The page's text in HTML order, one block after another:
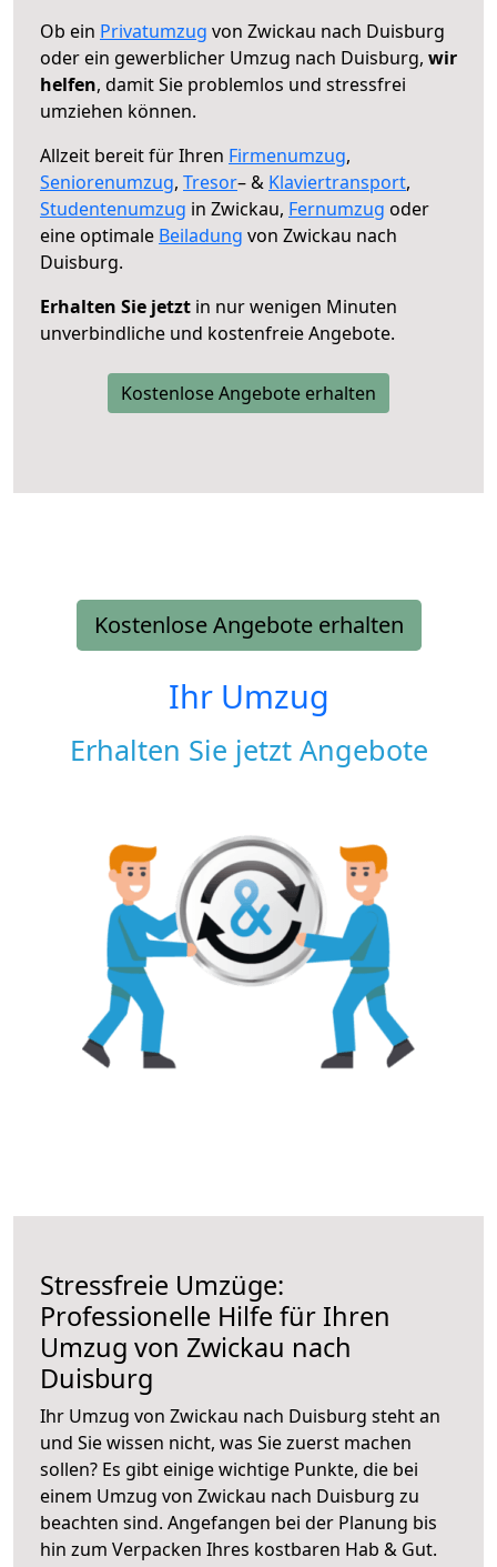
Ob ein Privatumzug von Zwickau nach Duisburg
oder ein gewerblicher Umzug nach Duisburg, wir
helfen, damit Sie problemlos und stressfrei
umziehen können.
Allzeit bereit für Ihren Firmenumzug,
Seniorenumzug, Tresor– & Klaviertransport,
Studentenumzug in Zwickau, Fernumzug oder
eine optimale Beiladung von Zwickau nach
Duisburg.
Erhalten Sie jetzt in nur wenigen Minuten
unverbindliche und kostenfreie Angebote.
Kostenlose Angebote erhalten
Kostenlose Angebote erhalten
Ihr Umzug
Erhalten Sie jetzt Angebote
Stressfreie Umzüge:
Professionelle Hilfe für Ihren
Umzug von Zwickau nach
Duisburg
Ihr Umzug von Zwickau nach Duisburg steht an
und Sie wissen nicht, was Sie zuerst machen
sollen? Es gibt einige wichtige Punkte, die bei
einem Umzug von Zwickau nach Duisburg zu
beachten sind. Angefangen bei der Planung bis
hin zum Verpacken Ihres kostbaren Hab & Gut.